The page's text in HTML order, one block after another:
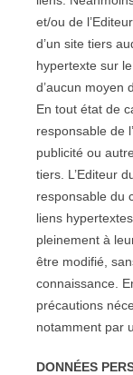
et/ou de
d’un site tiers
hypertexte sur
d’aucun moyen
En tout état de
responsable de
publicité ou
tiers. L’Editeur
responsable du
liens
pleinement à
être modifié,
connaissance.
précautions
notamment par
DONNÉES